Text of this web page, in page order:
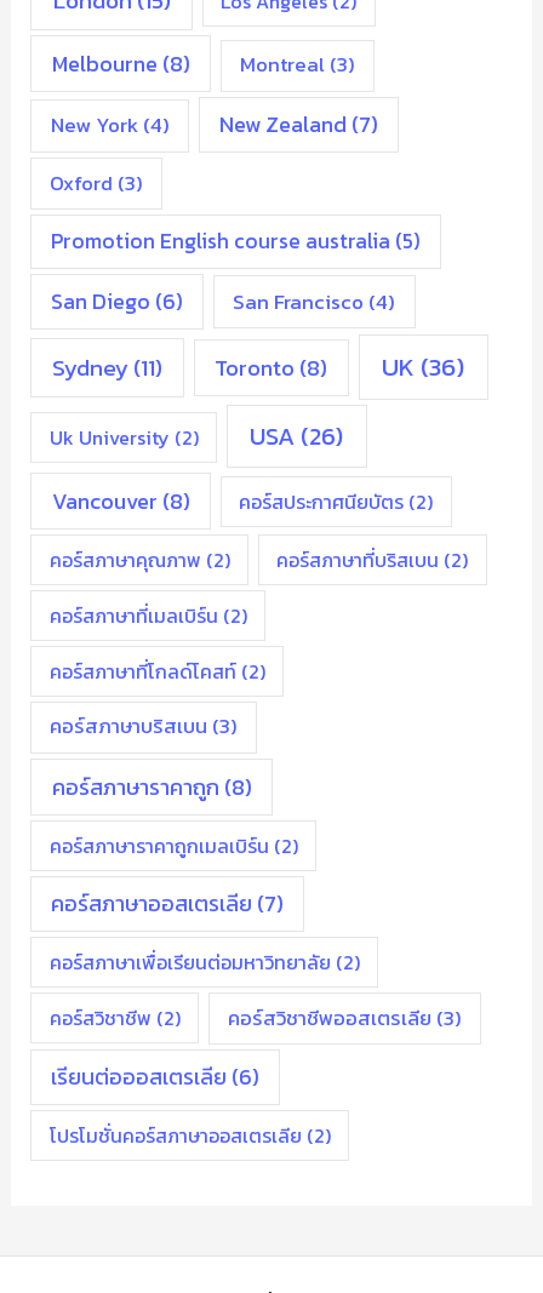
Melbourne (8) Montreal(3)
New York(4) New Zealand (7)
Oxford (3)
Promotion English course australia (5)
San Diego (6) San Francisco (4)
Sydney (11) Toronto (8) UK (36)
Uk University (2) USA (26)
Vancouver (8) คอร์สประกาศนียบัตร (2)
คอร์สภาษาคุณภาพ (2) คอร์สภาษาที่บริสเบน (2)
คอร์สภาษาที่เมลเบิร์น (2)
คอร์สภาษาที่โกลด์โคสท์(2)
คอร์สภาษาบริสเบน (3)
คอร์สภาษาราคาถูก (8)
คอร์สภาษาราคาถูกเมลเบิร์น (2)
คอร์สภาษาออสเตรเลีย (7)
คอร์สภาษาเพื่อเรียนต่อมหาวิทยาลัย (2)
คอร์สวิชาชีพ (2) คอร์สวิชาชีพออสเตรเลีย (3)
เรียนต่อออสเตรเลีย (6)
โปรโมชั่นคอร์สภาษาออสเตรเลีย (2)